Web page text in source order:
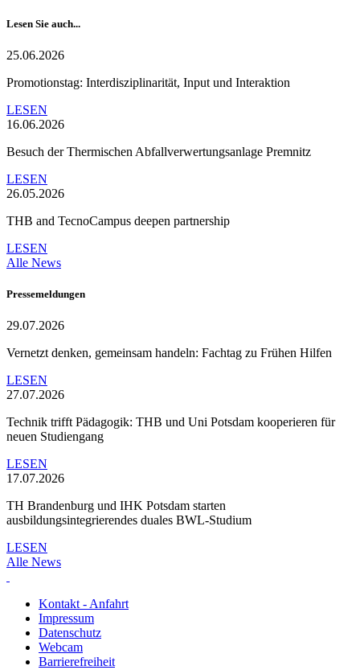
Lesen Sie auch...
25.06.2026
Promotionstag: Interdisziplinarität, Input und Interaktion
LESEN
16.06.2026
Besuch der Thermischen Abfallverwertungsanlage Premnitz
LESEN
26.05.2026
THB and TecnoCampus deepen partnership
LESEN
Alle News
Pressemeldungen
29.07.2026
Vernetzt denken, gemeinsam handeln: Fachtag zu Frühen Hilfen
LESEN
27.07.2026
Technik trifft Pädagogik: THB und Uni Potsdam kooperieren für
neuen Studiengang
LESEN
17.07.2026
TH Brandenburg und IHK Potsdam starten
ausbildungsintegrierendes duales BWL-Studium
LESEN
Alle News
Kontakt - Anfahrt
Impressum
Datenschutz
Webcam
Barrierefreiheit